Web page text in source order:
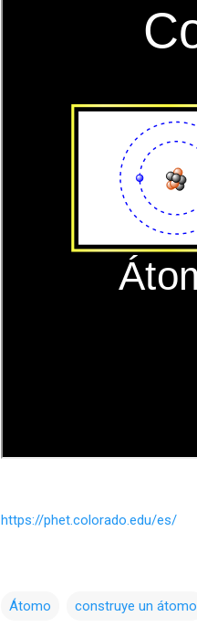
https://phet.colorado.edu/es/
Átomo construye un átomo